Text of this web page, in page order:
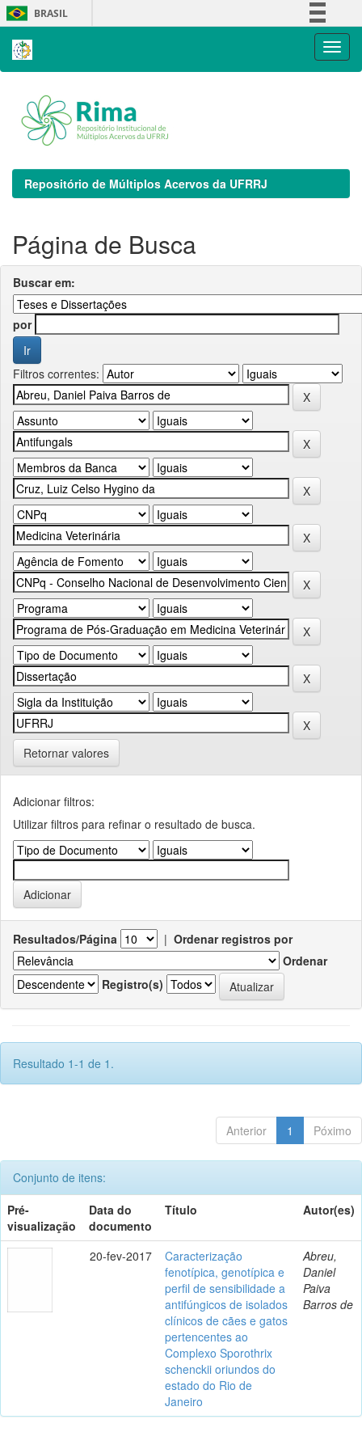
Skip
navigation
BRASIL
Repositório de Múltiplos Acervos da UFRRJ
Página de Busca
Buscar em:
por
Filtros correntes:
Retornar valores
Adicionar filtros:
Utilizar filtros para refinar o resultado de busca.
Resultados/Página | Ordenar registros por
Ordenar
Registro(s)
Resultado 1-1 de 1.
Anterior 1 Póximo
Conjunto de itens:
Pré-
visualização
Data do
documento
Título Autor(es)
20-fev-2017
Caracterização
fenotípica, genotípica e
perfil de sensibilidade a
antifúngicos de isolados
clínicos de cães e gatos
pertencentes ao
Complexo Sporothrix
schenckii oriundos do
estado do Rio de
Janeiro
Abreu,
Daniel
Paiva
Barros de